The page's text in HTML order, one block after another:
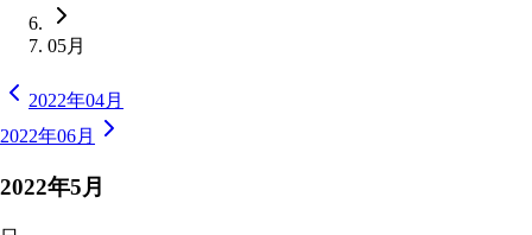
05月
2022年04月
2022年06月
2022年5月